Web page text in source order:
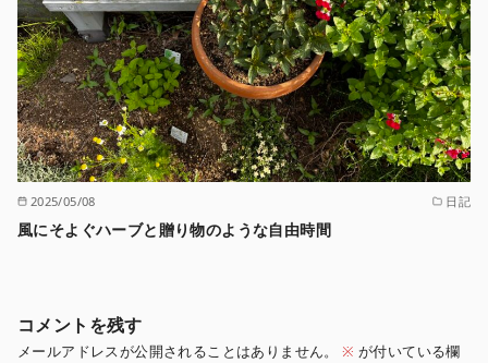
2025/05/08 日記
風にそよぐハーブと贈り物のような自由時間
コメントを残す
メールアドレスが公開されることはありません。 ※ が付いている欄